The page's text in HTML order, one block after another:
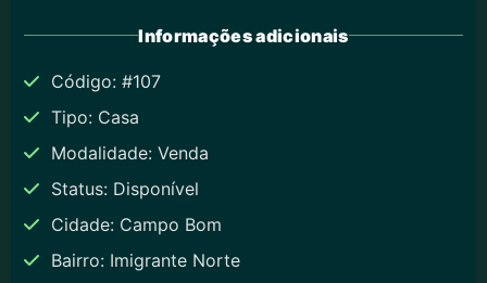
Informações adicionais
Código: #107
Tipo: Casa
Modalidade: Venda
Status: Disponível
Cidade: Campo Bom
Bairro: Imigrante Norte